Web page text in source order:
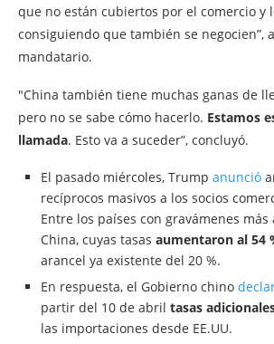
que no están cubiertos por el comercio y
consiguiendo que también se negocien”,
mandatario.
"China también tiene muchas ganas de
pero no se sabe cómo hacerlo. Estamos
llamada. Esto va a suceder”, concluyó.
El pasado miércoles, Trump anunció
recíprocos masivos a los socios
Entre los países con gravámenes
China, cuyas tasas aumentaron al 54
arancel ya existente del 20 %.
En respuesta, el Gobierno chino
partir del 10 de abril tasas
las importaciones desde EE.UU.